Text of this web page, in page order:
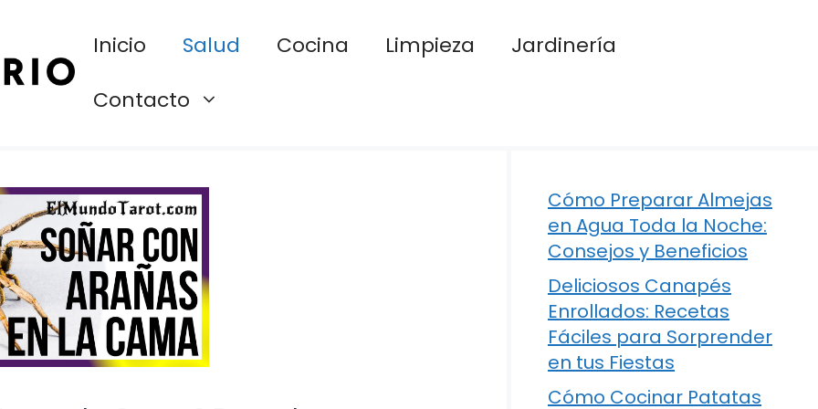
Inicio Salud Cocina Limpieza
Jardinería
Contacto
Cómo Preparar Almejas
en Agua Toda la Noche:
Consejos y Beneficios
Deliciosos Canapés
Enrollados: Recetas
Fáciles para Sorprender
en tus Fiestas
Cómo Cocinar Patatas